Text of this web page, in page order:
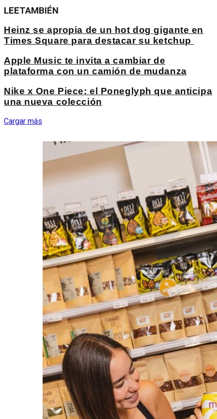
LEETAMBIÉN
Heinz se apropia de un hot dog gigante en
Times Square para destacar su ketchup
Apple Music te invita a cambiar de
plataforma con un camión de mudanza
Nike x One Piece: el Poneglyph que anticipa
una nueva colección
Cargar más